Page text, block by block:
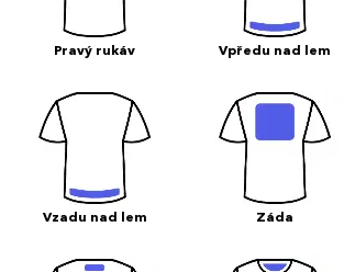
Pravý rukáv Vpředu nad lem
Vzadu nad lem Záda